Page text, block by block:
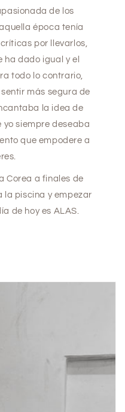
de los
época tenía
por llevarlos,
ha dado igual y el
todo lo contrario,
más segura de
la idea de
yo siempre deseaba
que empodere a
Corea a finales de
la piscina y empezar
de hoy es ALAS.